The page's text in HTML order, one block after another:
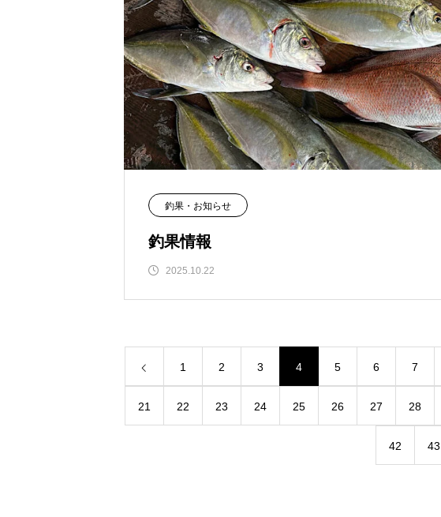
釣果・お知らせ
釣果情報
2025.10.22
1 2 3 4 5 6 7
21 22 23 24 25 26 27 28
42 43